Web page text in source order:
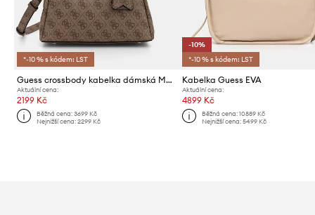
*-10 % s kódem: LST
Guess crossbody kabelka dámská MERIDIAN
Aktuální cena:
2199 Kč
Běžná cena:3699 Kč
Nejnižší cena:2299 Kč
-10%
*-10 % s kódem: LST
Kabelka Guess EVA
Aktuální cena:
4899 Kč
Běžná cena: 10889 Kč
Nejnižší cena: 5499 Kč